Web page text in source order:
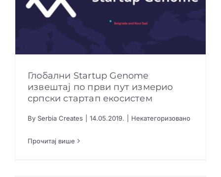
Глобални Startup Genome извештај по први
Глобални Startup Genome
извештај по први пут измерио
српски стартап екосистем
By Serbia Creates 14.05.2019. Некатегоризовано
Прочитај више